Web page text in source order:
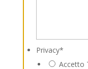
Privacy*
Accetto